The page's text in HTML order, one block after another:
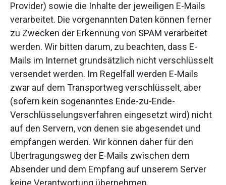
Provider) sowie die Inhalte der jeweiligen E-Mails
verarbeitet. Die vorgenannten Daten können ferner
zu Zwecken der Erkennung von SPAM verarbeitet
werden. Wir bitten darum, zu beachten, dass E-
Mails im Internet grundsätzlich nicht verschlüsselt
versendet werden. Im Regelfall werden E-Mails
zwar auf dem Transportweg verschlüsselt, aber
(sofern kein sogenanntes Ende-zu-Ende-
Verschlüsselungsverfahren eingesetzt wird) nicht
auf den Servern, von denen sie abgesendet und
empfangen werden. Wir können daher für den
Übertragungsweg der E-Mails zwischen dem
Absender und dem Empfang auf unserem Server
keine Verantwortung übernehmen.